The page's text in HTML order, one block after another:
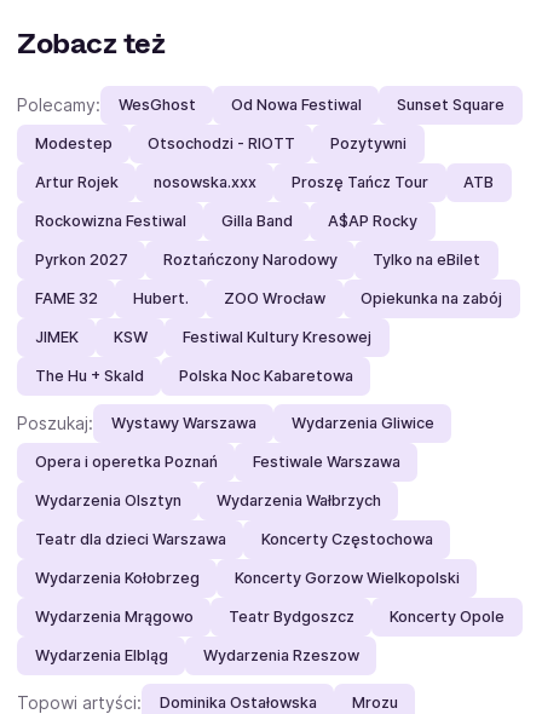
Zobacz też
Polecamy: WesGhost Od Nowa Festiwal Sunset Square
Modestep Otsochodzi - RIOTT Pozytywni
Artur Rojek nosowska.xxx Proszę Tańcz Tour ATB
Rockowizna Festiwal Gilla Band A$AP Rocky
Pyrkon 2027 Roztańczony Narodowy Tylko na eBilet
FAME 32 Hubert. ZOO Wrocław Opiekunka na zabój
JIMEK KSW Festiwal Kultury Kresowej
The Hu + Skald Polska Noc Kabaretowa
Poszukaj: Wystawy Warszawa Wydarzenia Gliwice
Opera i operetka Poznań Festiwale Warszawa
Wydarzenia Olsztyn Wydarzenia Wałbrzych
Teatr dla dzieci Warszawa Koncerty Częstochowa
Wydarzenia Kołobrzeg Koncerty Gorzow Wielkopolski
Wydarzenia Mrągowo Teatr Bydgoszcz Koncerty Opole
Wydarzenia Elbląg Wydarzenia Rzeszow
Topowi artyści: Dominika Ostałowska Mrozu